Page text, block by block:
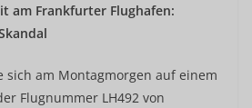
am Frankfurter Flughafen:
sich am Montagmorgen auf einem
Flugnummer LH492 von